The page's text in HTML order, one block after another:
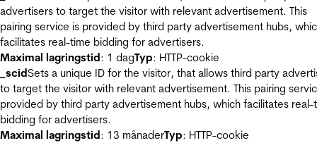
advertisers to target the visitor with relevant advertisement. This
pairing service is provided by third party advertisement hubs,
facilitates real-time bidding for advertisers.
Maximal lagringstid: 1 dagTyp: HTTP-cookie
_scidSets a unique ID for the visitor, that allows third party
to target the visitor with relevant advertisement. This pairing
provided by third party advertisement hubs, which facilitates real-
bidding for advertisers.
Maximal lagringstid: 13 månaderTyp: HTTP-cookie